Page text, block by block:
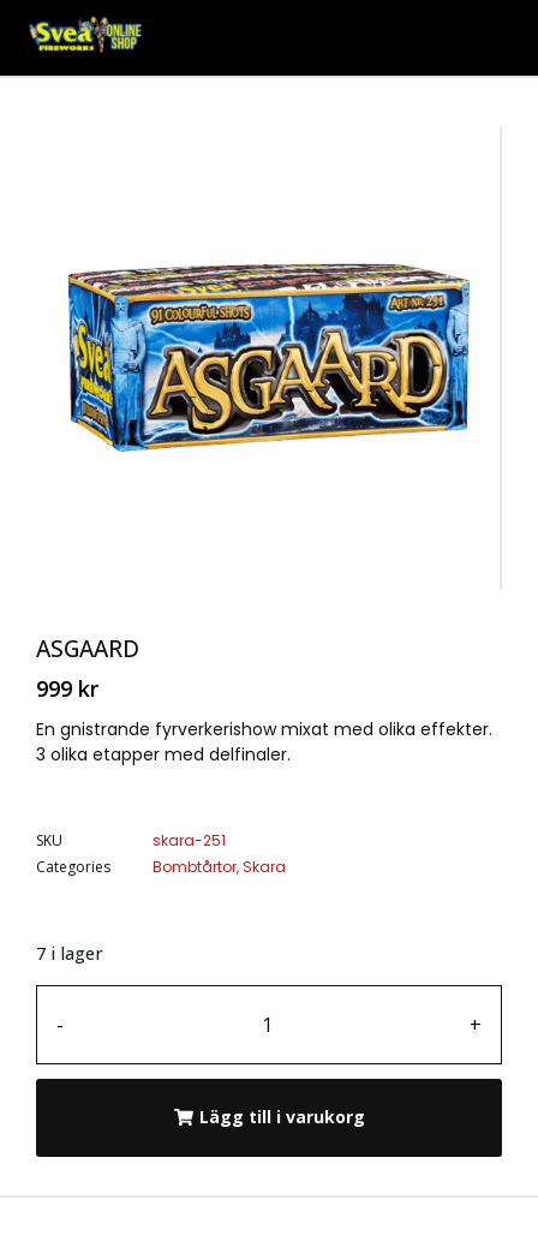
ASGAARD
999 kr
En gnistrande fyrverkerishow mixat med olika effekter.
3 olika etapper med delfinaler.
SKU
skara-251
Categories
Bombtårtor,Skara
7 i lager
- +
Lägg till i varukorg